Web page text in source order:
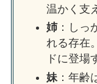
温かく支
姉：しっ
れる存在
ドに登場
妹：年齢